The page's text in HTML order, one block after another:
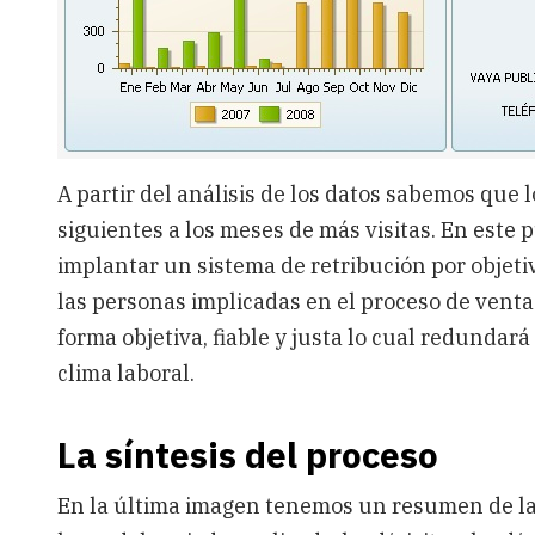
A partir del análisis de los datos sabemos que
siguientes a los meses de más visitas. En
implantar un sistema de retribución por
las personas implicadas en el proceso de
forma objetiva, fiable y justa lo cual
clima laboral.
La síntesis del proceso
En la última imagen tenemos un resumen de